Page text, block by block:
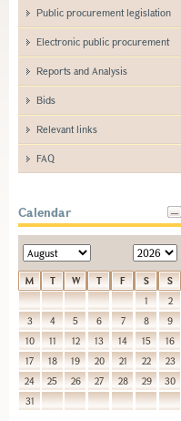
Public procurement legislation
Electronic public procurement
Reports and Analysis
Bids
Relevant links
FAQ
Calendar
M T W T F S
S
1
2
3
4 5 6 7 8
9
10
11 12 13 14 15
16
17
18 19 20 21 22
23
24
25 26 27 28 29
30
31